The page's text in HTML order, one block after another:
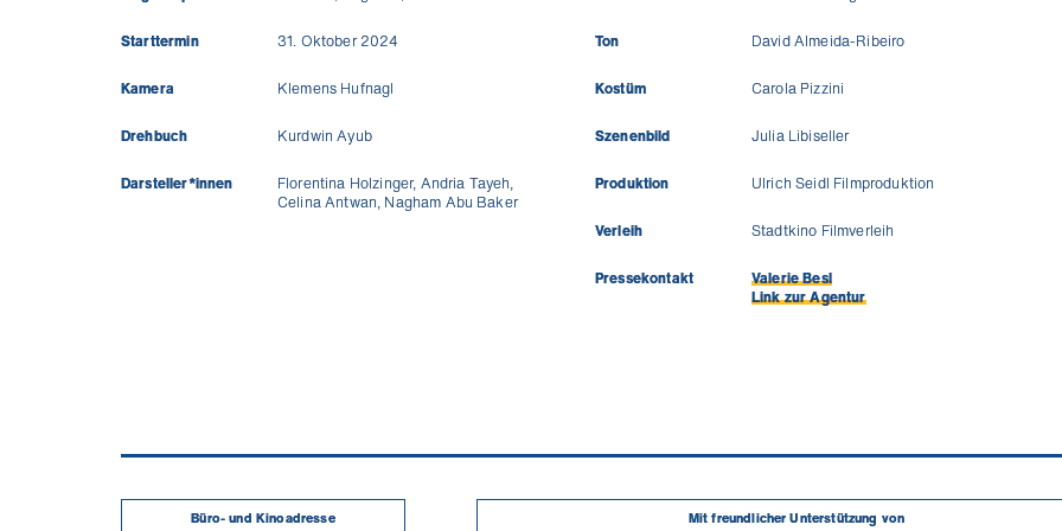
Starttermin 31. Oktober 2024
Kamera Klemens Hufnagl
Drehbuch Kurdwin Ayub
Darsteller*innen
Florentina Holzinger, Andria Tayeh,
Celina Antwan, Nagham Abu Baker
Ton David Almeida-Ribeiro
Kostüm Carola Pizzini
Szenenbild Julia Libiseller
Produktion Ulrich Seidl Filmproduktion
Verleih Stadtkino Filmverleih
Pressekontakt
Valerie Besl
Link zur Agentur
Büro- und Kinoadresse Mit freundlicher Unterstützung von